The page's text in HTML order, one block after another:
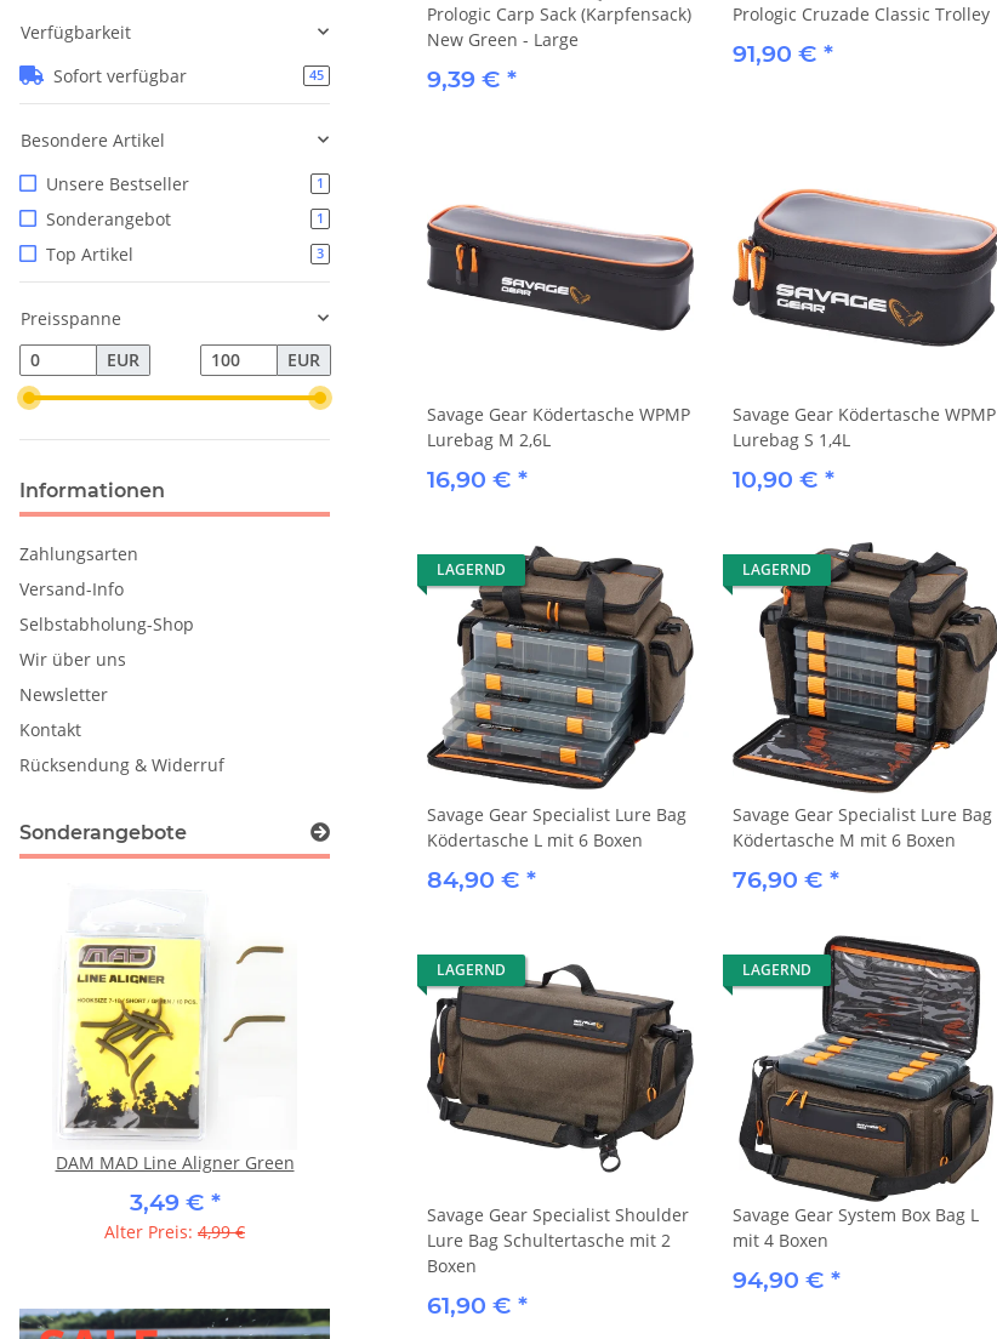
Prologic Carp Sack (Karpfensack)
New Green - Large
9,39 € *
Prologic Cruzade Classic Trolley
91,90 € *
Savage Gear Ködertasche WPMP
Lurebag M 2,6L
16,90 € *
Savage Gear Ködertasche WPMP
Lurebag S 1,4L
10,90 € *
LAGERND
Savage Gear Specialist Lure Bag
Ködertasche L mit 6 Boxen
84,90 € *
LAGERND
Savage Gear Specialist Lure Bag
Ködertasche M mit 6 Boxen
76,90 € *
LAGERND
Savage Gear Specialist Shoulder
Lure Bag Schultertasche mit 2
Boxen
61,90 € *
LAGERND
Savage Gear System Box Bag L
mit 4 Boxen
94,90 € *
Verfügbarkeit
Sofort verfügbar
45
Besondere Artikel
Unsere Bestseller
1
Sonderangebot 1
Top Artikel 3
Preisspanne
EUR
EUR
Informationen
Zahlungsarten
Versand-Info
Selbstabholung-Shop
Wir über uns
Newsletter
Kontakt
Rücksendung & Widerruf
Sonderangebote
DAM MAD Line Aligner Green
3,49 € *
Alter Preis: 4,99 €
DAM MADCAT Inline Rattlers -
10,43 € *
Alter Preis:
DAM MAD Touchdown Chod
Distance Tube 60 mm
5,94 € *